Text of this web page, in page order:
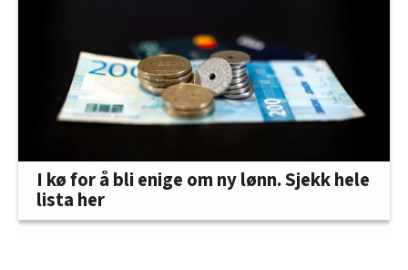
I kø for å bli enige om ny lønn. Sjekk hele
lista her